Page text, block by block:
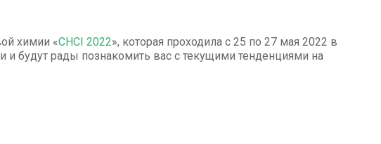
химии «CHCI 2022», которая проходила с 25 по 27 мая 2022 в
будут рады познакомить вас с текущими тенденциями на